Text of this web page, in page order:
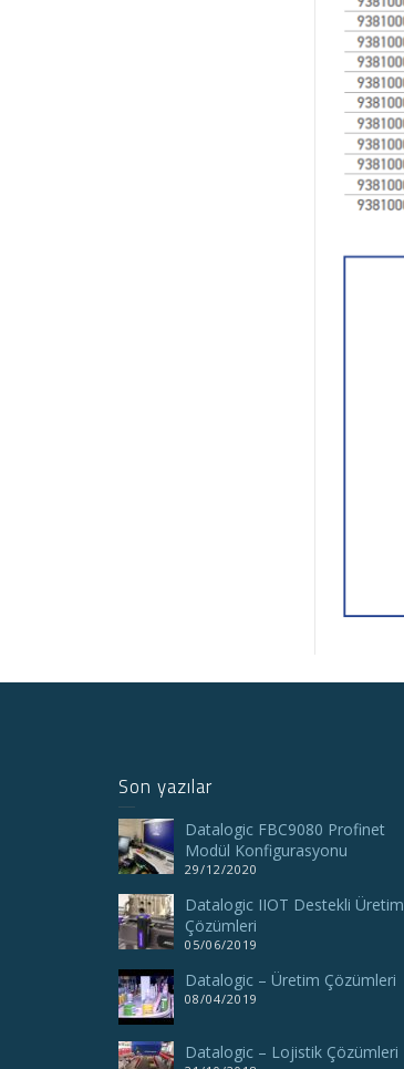
Son yazılar
Datalogic FBC9080 Profinet
Modül Konfigurasyonu
29/12/2020
Datalogic IIOT Destekli Üretim
Çözümleri
05/06/2019
Datalogic – Üretim Çözümleri
08/04/2019
Datalogic – Lojistik Çözümleri